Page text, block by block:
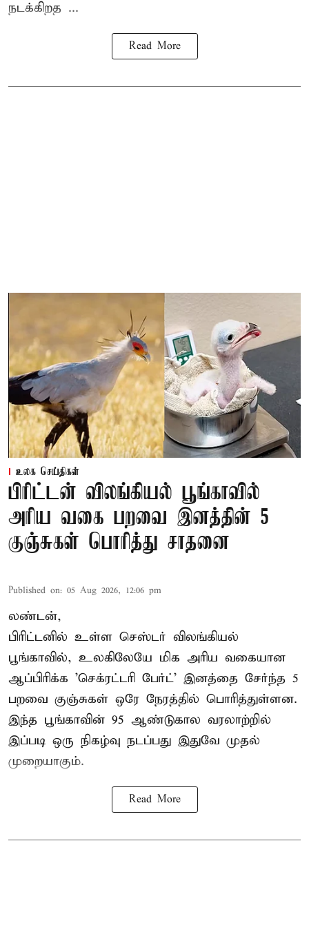
நடக்கிறத ...
Read More
உலக செய்திகள்
பிரிட்டன் விலங்கியல் பூங்காவில்
அரிய வகை பறவை இனத்தின் 5
குஞ்சுகள் பொரித்து சாதனை
Published on: 05 Aug 2026, 12:06 pm
லண்டன்,
பிரிட்டனில் உள்ள செஸ்டர் விலங்கியல்
பூங்காவில், உலகிலேயே மிக அரிய வகையான
ஆப்பிரிக்க 'செக்ரட்டரி பேர்ட்' இனத்தை சேர்ந்த 5
பறவை குஞ்சுகள் ஒரே நேரத்தில் பொரித்துள்ளன.
இந்த பூங்காவின் 95 ஆண்டுகால வரலாற்றில்
இப்படி ஒரு நிகழ்வு நடப்பது இதுவே முதல்
முறையாகும்.
Read More